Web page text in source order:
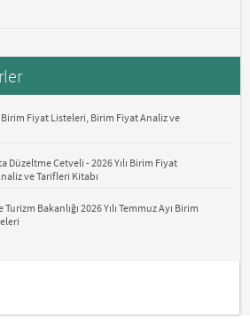
Birim Fiyat Listeleri, Birim Fiyat Analiz ve
Düzeltme Cetveli - 2026 Yılı Birim Fiyat
ve Tarifleri Kitabı
Bakanlığı 2026 Yılı Temmuz Ayı Birim